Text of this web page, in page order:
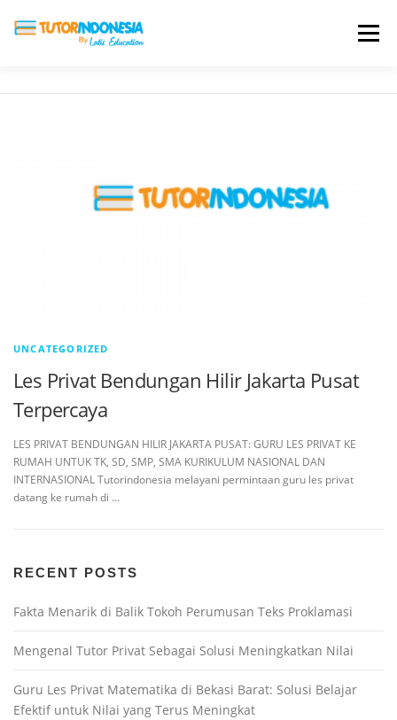
Menu
UNCATEGORIZED
Les Privat Bendungan Hilir Jakarta Pusat
Terpercaya
LES PRIVAT BENDUNGAN HILIR JAKARTA PUSAT: GURU LES PRIVAT KE
RUMAH UNTUK TK, SD, SMP, SMA KURIKULUM NASIONAL DAN
INTERNASIONAL Tutorindonesia melayani permintaan guru les privat
datang ke rumah di …
RECENT POSTS
Fakta Menarik di Balik Tokoh Perumusan Teks Proklamasi
Mengenal Tutor Privat Sebagai Solusi Meningkatkan Nilai
Guru Les Privat Matematika di Bekasi Barat: Solusi Belajar
Efektif untuk Nilai yang Terus Meningkat